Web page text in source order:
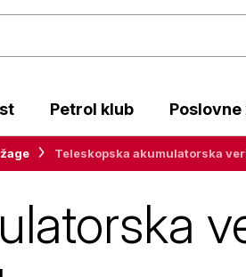
Petrol klub
Teleskopska akumulatorska